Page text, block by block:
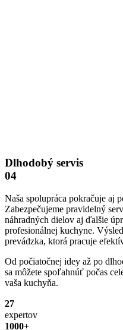
Dlhodobý servis
04
Naša spolupráca pokračuje aj
Zabezpečujeme pravidelný
náhradných dielov aj ďalšie
profesionálnej kuchyne.
prevádzka, ktorá pracuje
Od počiatočnej idey až po
sa môžete spoľahnúť počas
vaša kuchyňa.
27
expertov
1000+